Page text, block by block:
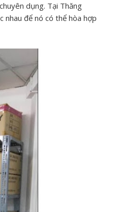
dụng. Tại Thăng
nhau để nó có thể hòa hợp